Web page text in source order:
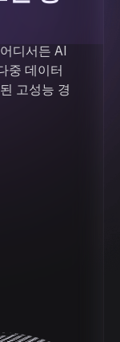
디서든 AI
중 데이터
고성능 경